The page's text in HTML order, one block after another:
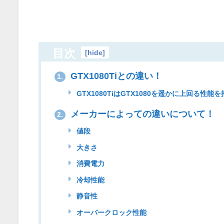
目次 [ hide]
1. GTX1080Tiとの違い！
GTX1080TiはGTX1080を遥かに上回る性能を
2. メーカーによっての違いについて！
値段
大きさ
消費電力
冷却性能
静音性
オーバークロック性能